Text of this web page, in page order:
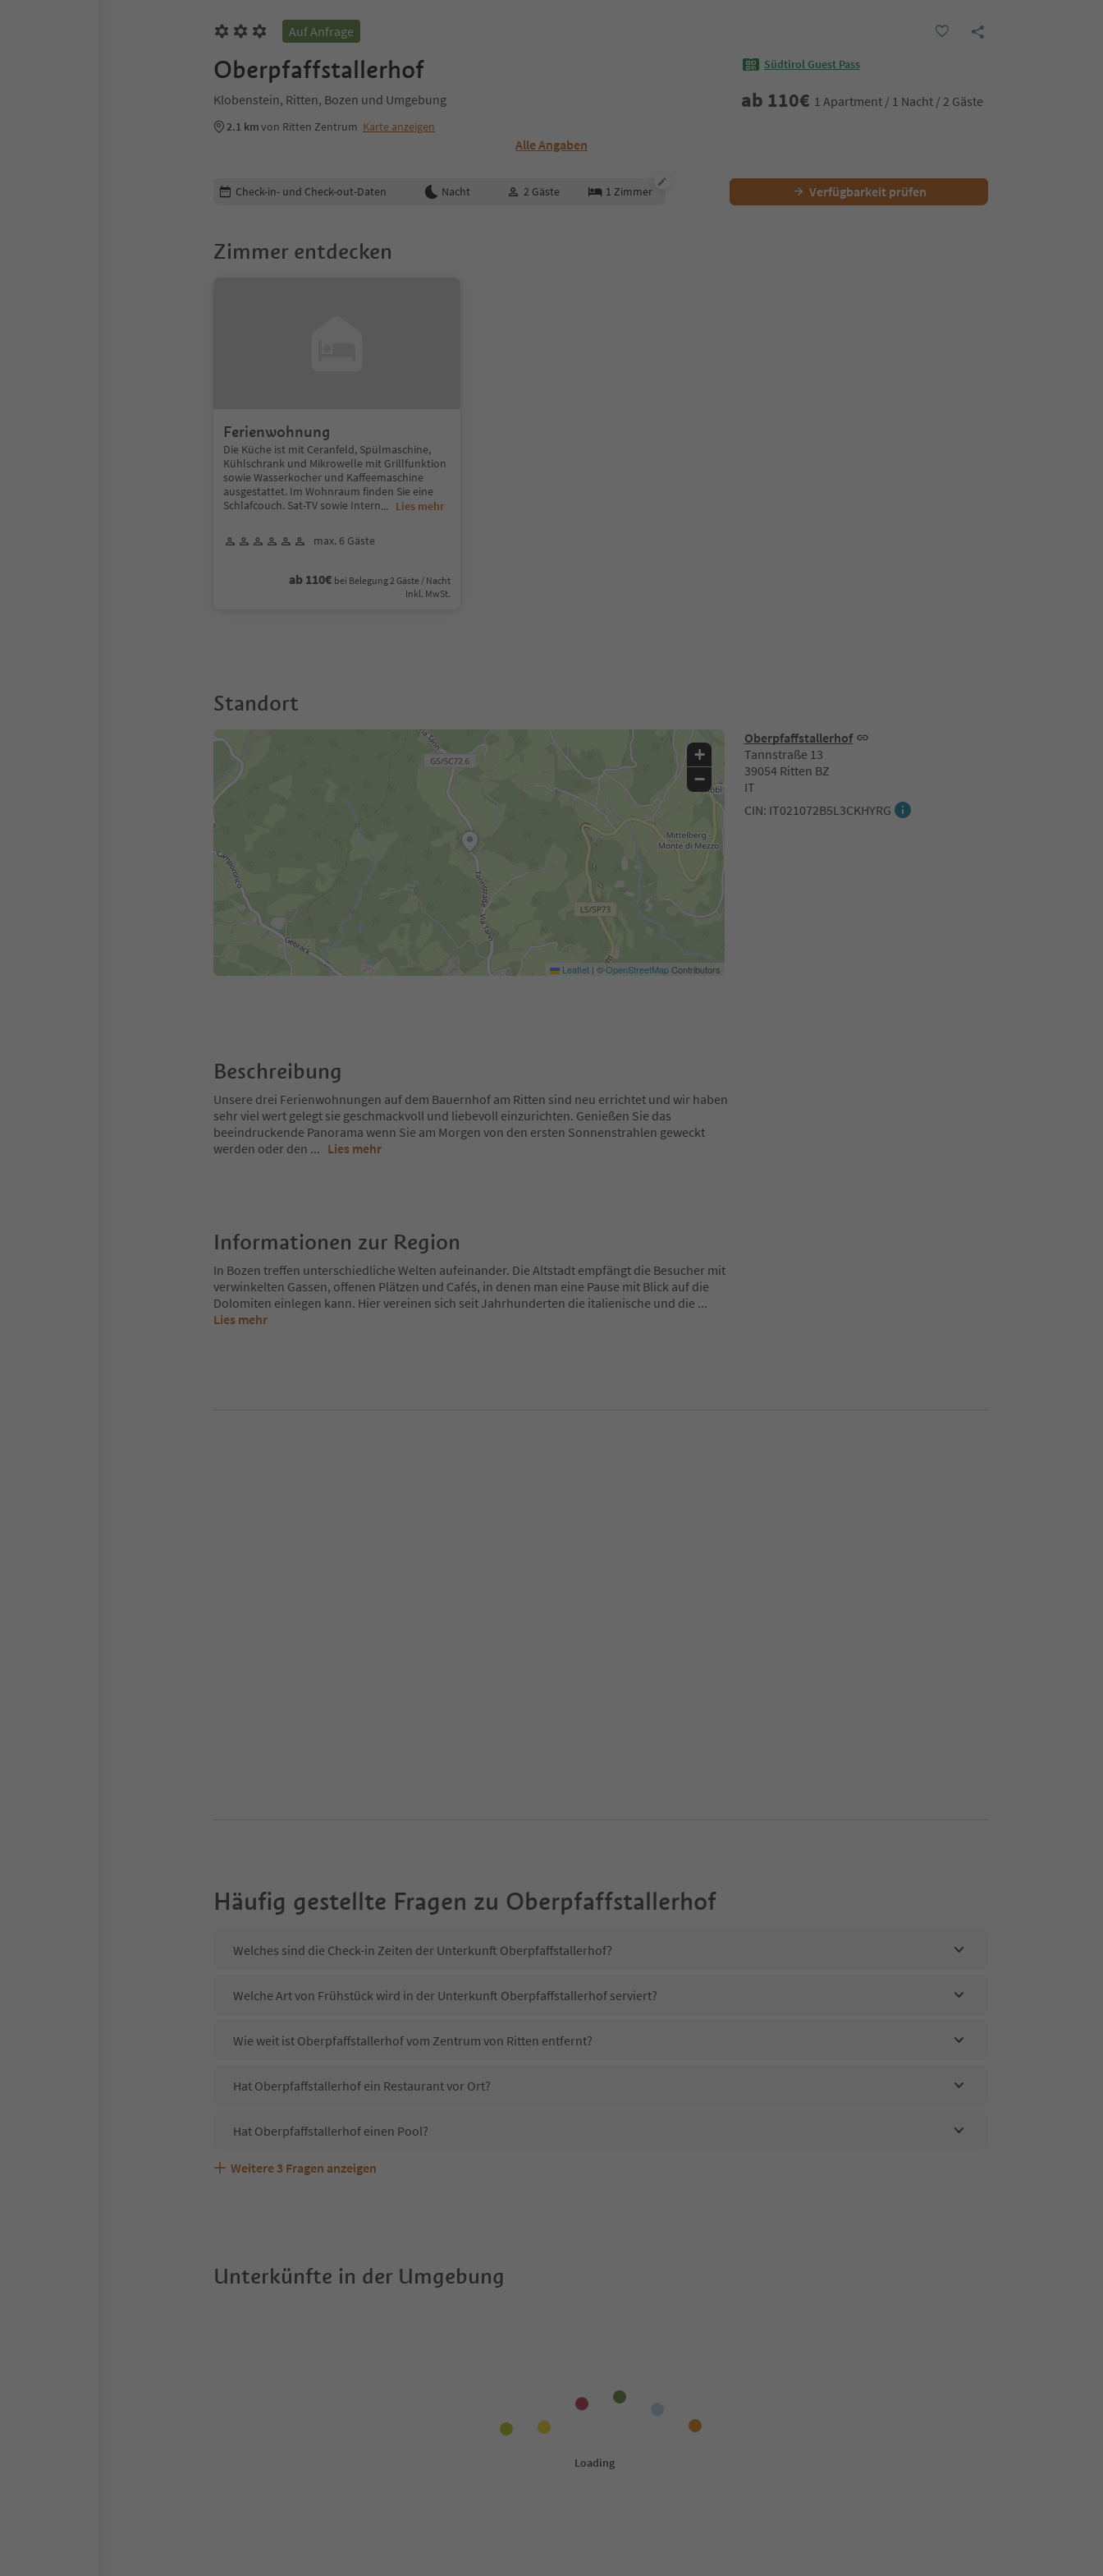
Auf Anfrage
Oberpfaffstallerhof
Klobenstein, Ritten, Bozen und Umgebung
2.1 kmvon Ritten Zentrum Karte anzeigen
Alle Angaben
Südtirol Guest Pass
ab 110€ 1 Apartment / 1 Nacht / 2 Gäste
Buchungsdetails bearbeiten
Check-in- und Check-out-Daten Nacht 2 Gäste 1 Zimmer Verfügbarkeit prüfen
Zimmer entdecken
Ferienwohnung
Die Küche ist mit Ceranfeld, Spülmaschine,
Kühlschrank und Mikrowelle mit Grillfunktion
sowie Wasserkocher und Kaffeemaschine
ausgestattet. Im Wohnraum finden Sie eine
Schlafcouch. Sat-TV sowie Intern... Lies mehr
max. 6 Gäste
ab 110€ bei Belegung 2 Gäste / Nacht
Inkl. MwSt.
Standort
Oberpfaffstallerhof
Tannstraße 13
39054 Ritten BZ
IT
CIN: IT021072B5L3CKHYRG
+
−
Leaflet | ©OpenStreetMapContributors
Beschreibung
Unsere drei Ferienwohnungen auf dem Bauernhof am Ritten sind neu errichtet und wir haben
sehr viel wert gelegt sie geschmackvoll und liebevoll einzurichten. Genießen Sie das
beeindruckende Panorama wenn Sie am Morgen von den ersten Sonnenstrahlen geweckt
werden oder den ... Lies mehr
Informationen zur Region
In Bozen treffen unterschiedliche Welten aufeinander. Die Altstadt empfängt die Besucher mit
verwinkelten Gassen, offenen Plätzen und Cafés, in denen man eine Pause mit Blick auf die
Dolomiten einlegen kann. Hier vereinen sich seit Jahrhunderten die italienische und die ...
Lies mehr
Häufig gestellte Fragen zu Oberpfaffstallerhof
Welches sind die Check-in Zeiten der Unterkunft Oberpfaffstallerhof?
Welche Art von Frühstück wird in der Unterkunft Oberpfaffstallerhof serviert?
Wie weit ist Oberpfaffstallerhof vom Zentrum von Ritten entfernt?
Hat Oberpfaffstallerhof ein Restaurant vor Ort?
Hat Oberpfaffstallerhof einen Pool?
Sind Haustiere in der Unterkunft Oberpfaffstallerhof erlaubt?
Welche Services bietet Oberpfaffstallerhof?
Weitere 3 Fragen anzeigen
Unterkünfte in der Umgebung